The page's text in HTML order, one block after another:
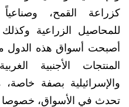
كزراعة القمح، وصناعياً
للمحاصيل الزراعية
أصبحت أسواق هذه الدول
المنتجات الأجنبية
والإسرائيلية بصفة
تحدث في الأسواق، خصوصا